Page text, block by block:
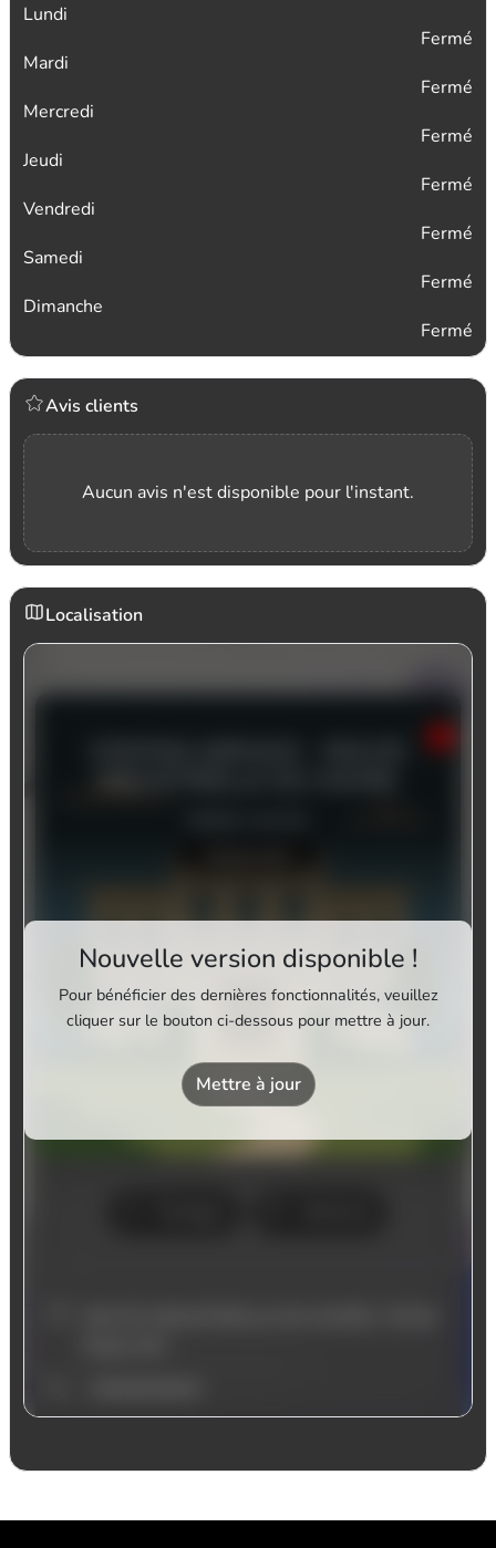
Lundi
Fermé
Mardi
Fermé
Mercredi
Fermé
Jeudi
Fermé
Vendredi
Fermé
Samedi
Fermé
Dimanche
Fermé
Avis clients
Aucun avis n'est disponible pour l'instant.
Localisation